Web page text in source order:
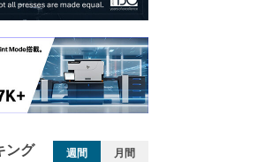
ング 週間 月間